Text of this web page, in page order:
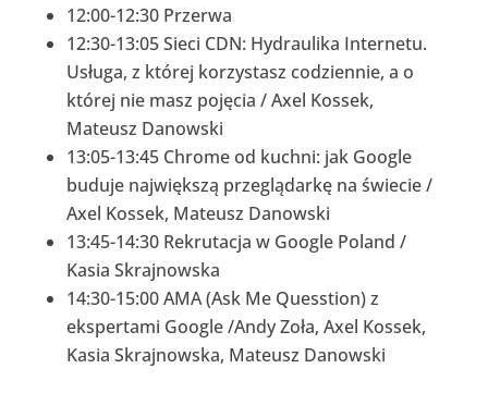
12:00-12:30 Przerwa
12:30-13:05 Sieci CDN: Hydraulika Internetu.
Usługa, z której korzystasz codziennie, a o
której nie masz pojęcia / Axel Kossek,
Mateusz Danowski
13:05-13:45 Chrome od kuchni: jak Google
buduje największą przeglądarkę na świecie /
Axel Kossek, Mateusz Danowski
13:45-14:30 Rekrutacja w Google Poland /
Kasia Skrajnowska
14:30-15:00 AMA (Ask Me Quesstion) z
ekspertami Google /Andy Zoła, Axel Kossek,
Kasia Skrajnowska, Mateusz Danowski